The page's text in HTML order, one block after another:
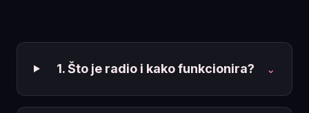
1. Što je radio i kako funkcionira? ⌄